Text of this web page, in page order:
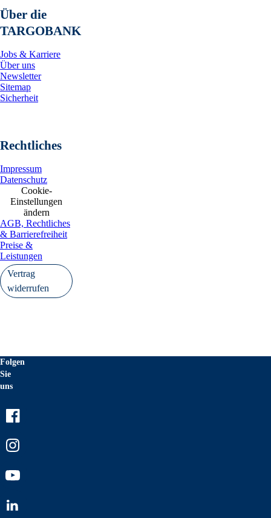
Über die
TARGOBANK
Jobs & Karriere
Über uns
Newsletter
Sitemap
Sicherheit
Rechtliches
Impressum
Datenschutz
Cookie-
Einstellungen
ändern
AGB, Rechtliches
& Barrierefreiheit
Preise &
Leistungen
Vertrag
widerrufen
Folgen
Sie
uns
Youtube